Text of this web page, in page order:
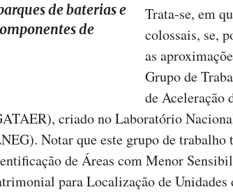
de baterias e
de
Trata-se, em
colossais, se,
as
Grupo de
de Aceleração
criado no Laboratório
Notar que este grupo de trabalho
de Áreas com Menor
para Localização de